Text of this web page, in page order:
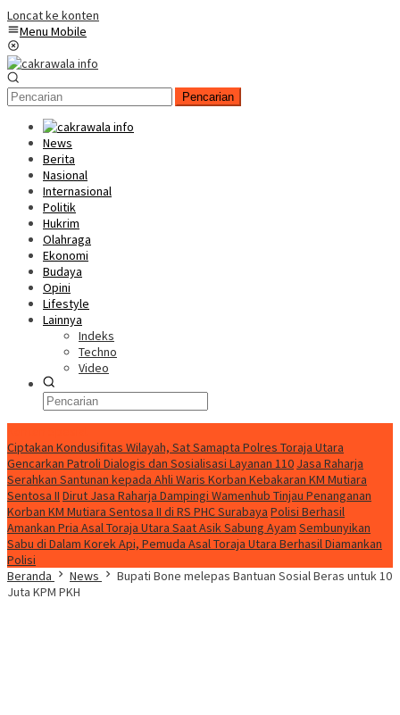
Loncat ke konten
Menu Mobile
Pencarian
News
Berita
Nasional
Internasional
Politik
Hukrim
Olahraga
Ekonomi
Budaya
Opini
Lifestyle
Lainnya
Indeks
Techno
Video
Ciptakan Kondusifitas Wilayah, Sat Samapta Polres Toraja Utara
Gencarkan Patroli Dialogis dan Sosialisasi Layanan 110 Jasa Raharja
Serahkan Santunan kepada Ahli Waris Korban Kebakaran KM Mutiara
Sentosa II Dirut Jasa Raharja Dampingi Wamenhub Tinjau Penanganan
Korban KM Mutiara Sentosa II di RS PHC Surabaya Polisi Berhasil
Amankan Pria Asal Toraja Utara Saat Asik Sabung Ayam Sembunyikan
Sabu di Dalam Korek Api, Pemuda Asal Toraja Utara Berhasil Diamankan
Polisi
Beranda
News
Bupati Bone melepas Bantuan Sosial Beras untuk 10
Juta KPM PKH